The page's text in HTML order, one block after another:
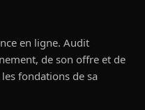
en ligne. Audit
de son offre et de
fondations de sa